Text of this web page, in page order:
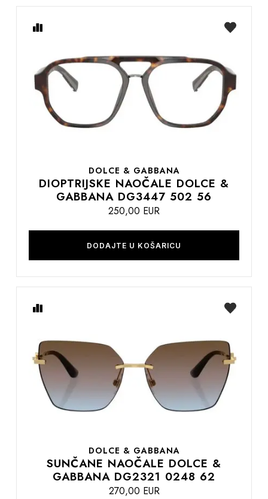
DOLCE & GABBANA
DIOPTRIJSKE NAOČALE DOLCE &
GABBANA DG3447 502 56
250,00 EUR
DODAJTE U KOŠARICU
želja
DOLCE & GABBANA
SUNČANE NAOČALE DOLCE &
GABBANA DG2321 0248 62
270,00 EUR
želja